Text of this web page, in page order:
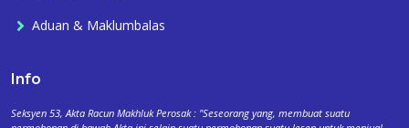
Aduan & Maklumbalas
Info
Seksyen 53, Akta Racun Makhluk Perosak : "Seseorang yang, membuat suatu